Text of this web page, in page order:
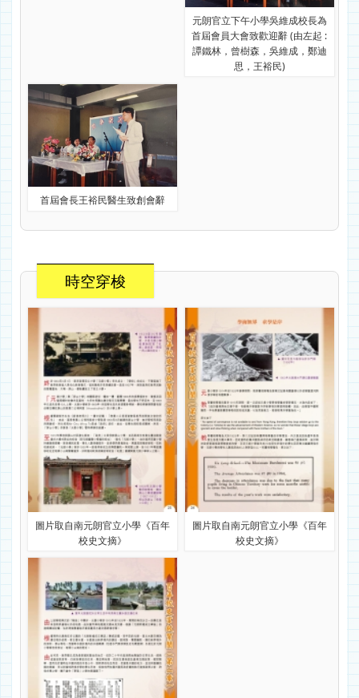
元朗官立下午小學吳維成校長為
首屆會員大會致歡迎辭 (由左起 :
譚鐵林，曾樹森，吳維成，鄭迪
思，王裕民)
首屆會長王裕民醫生致創會辭
時空穿梭
圖片取自南元朗官立小學《百年
校史文摘》
圖片取自南元朗官立小學《百年
校史文摘》